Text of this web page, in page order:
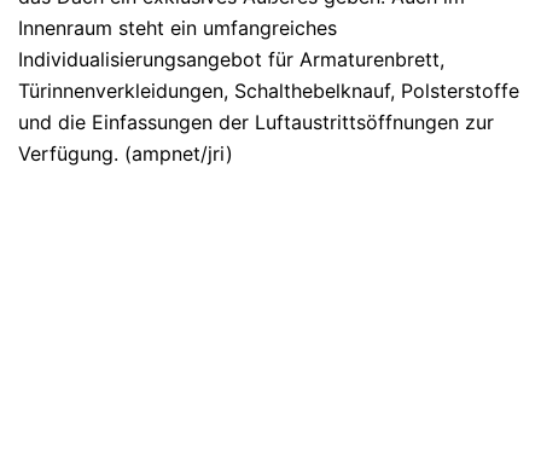
Innenraum steht ein umfangreiches
Individualisierungsangebot für Armaturenbrett,
Türinnenverkleidungen, Schalthebelknauf, Polsterstoffe
und die Einfassungen der Luftaustrittsöffnungen zur
Verfügung. (ampnet/jri)